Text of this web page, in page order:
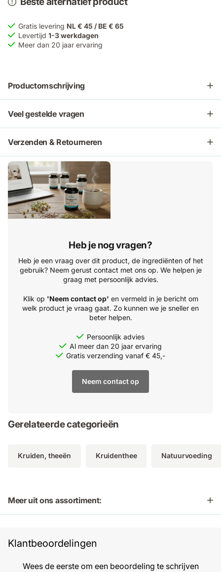
Gratis levering NL € 45 / BE € 65
Levertijd 1-3 werkdagen
Meer dan 20 jaar ervaring
Productomschrijving
Veel gestelde vragen
Verzenden & Retourneren
Heb je nog vragen?
Heb je een vraag over dit product, de ingrediënten of het
gebruik? Neem gerust contact met ons op. We helpen je
graag met persoonlijk advies.
Klik op 'Neem contact op' en vermeld in je bericht om
welk product je vraag gaat. Zo kunnen we je sneller en
beter helpen.
Persoonlijk advies
Al meer dan 20 jaar ervaring
Gratis verzending vanaf € 45,-
Neem contact op
Gerelateerde categorieën
Kruiden, theeën Kruidenthee Natuurvoeding
Meer uit ons assortiment:
Klantbeoordelingen
Wees de eerste om een beoordeling te schrijven